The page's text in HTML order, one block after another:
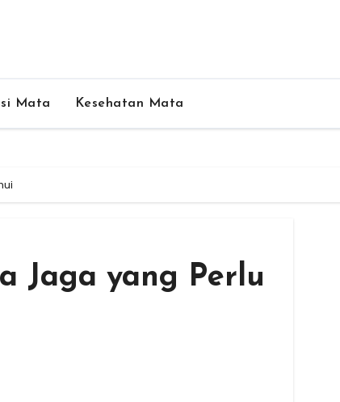
Mata Kesehatan Mata
Jaga yang Perlu